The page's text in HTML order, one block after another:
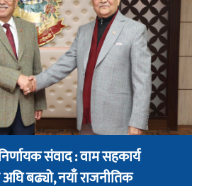
संवाद : वाम सहकार्य
बढ्यो, नयाँ राजनीतिक